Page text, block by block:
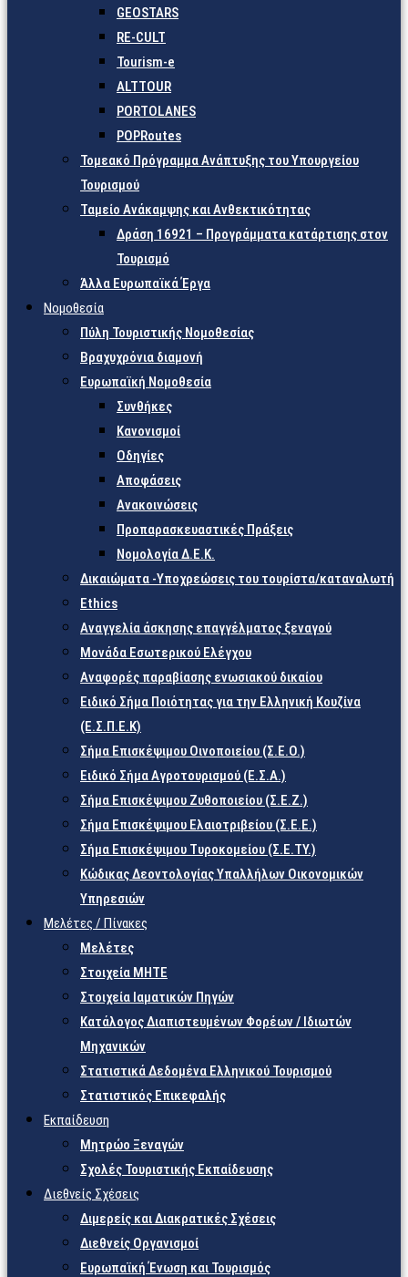
GEOSTARS
RE-CULT
Tourism-e
ALTTOUR
PORTOLANES
POPRoutes
Τομεακό Πρόγραμμα Ανάπτυξης του Υπουργείου
Τουρισμού
Ταμείο Ανάκαμψης και Ανθεκτικότητας
Δράση 16921 – Προγράμματα κατάρτισης στον
Τουρισμό
Άλλα Ευρωπαϊκά Έργα
Νομοθεσία
Πύλη Τουριστικής Νομοθεσίας
Βραχυχρόνια διαμονή
Ευρωπαϊκή Νομοθεσία
Συνθήκες
Κανονισμοί
Οδηγίες
Αποφάσεις
Ανακοινώσεις
Προπαρασκευαστικές Πράξεις
Νομολογία Δ.Ε.Κ.
Δικαιώματα -Υποχρεώσεις του τουρίστα/καταναλωτή
Ethics
Αναγγελία άσκησης επαγγέλματος ξεναγού
Μονάδα Εσωτερικού Ελέγχου
Αναφορές παραβίασης ενωσιακού δικαίου
Ειδικό Σήμα Ποιότητας για την Ελληνική Κουζίνα
(Ε.Σ.Π.Ε.Κ)
Σήμα Επισκέψιμου Οινοποιείου (Σ.Ε.Ο.)
Ειδικό Σήμα Αγροτουρισμού (Ε.Σ.Α.)
Σήμα Επισκέψιμου Ζυθοποιείου (Σ.Ε.Ζ.)
Σήμα Επισκέψιμου Ελαιοτριβείου (Σ.Ε.Ε.)
Σήμα Επισκέψιμου Τυροκομείου (Σ.Ε.TY.)
Κώδικας Δεοντολογίας Υπαλλήλων Οικονομικών
Υπηρεσιών
Μελέτες / Πίνακες
Μελέτες
Στοιχεία ΜΗΤΕ
Στοιχεία Ιαματικών Πηγών
Κατάλογος Διαπιστευμένων Φορέων / Ιδιωτών
Μηχανικών
Στατιστικά Δεδομένα Ελληνικού Τουρισμού
Στατιστικός Επικεφαλής
Εκπαίδευση
Μητρώο Ξεναγών
Σχολές Τουριστικής Εκπαίδευσης
Διεθνείς Σχέσεις
Διμερείς και Διακρατικές Σχέσεις
Διεθνείς Οργανισμοί
Ευρωπαϊκή Ένωση και Τουρισμός